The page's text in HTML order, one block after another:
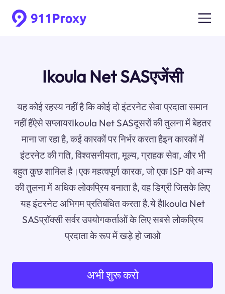
Ikoula Net SASएजेंसी
यह कोई रहस्य नहीं है कि कोई दो इंटरनेट सेवा प्रदाता समान
नहीं हैंऐसे सप्लायरIkoula Net SASदूसरों की तुलना में बेहतर
माना जा रहा है, कई कारकों पर निर्भर करता हैइन कारकों में
इंटरनेट की गति, विश्वसनीयता, मूल्य, ग्राहक सेवा, और भी
बहुत कुछ शामिल है।एक महत्वपूर्ण कारक, जो एक ISP को अन्य
की तुलना में अधिक लोकप्रिय बनाता है, वह डिग्री जिसके लिए
यह इंटरनेट अभिगम प्रतिबंधित करता है.ये हैIkoula Net
SASप्रॉक्सी सर्वर उपयोगकर्ताओं के लिए सबसे लोकप्रिय
प्रदाता के रूप में खड़े हो जाओ
अभी शुरू करो